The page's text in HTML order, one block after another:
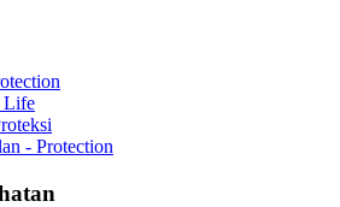
Life
- Protection